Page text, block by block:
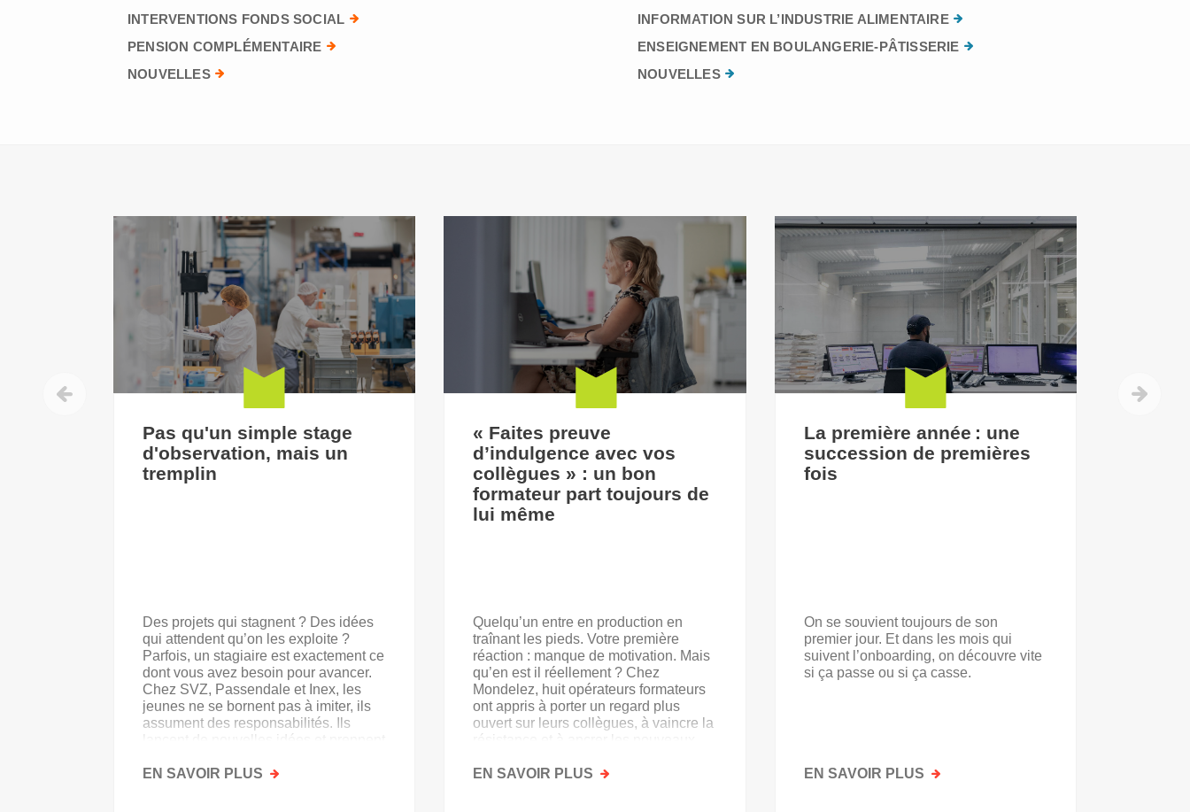
INTERVENTIONS FONDS SOCIAL
PENSION COMPLÉMENTAIRE
NOUVELLES
INFORMATION SUR L’INDUSTRIE ALIMENTAIRE
ENSEIGNEMENT EN BOULANGERIE-PÂTISSERIE
NOUVELLES
Pas qu'un simple stage
d'observation, mais un
tremplin
Des projets qui stagnent ? Des idées
qui attendent qu’on les exploite ?
Parfois, un stagiaire est exactement ce
dont vous avez besoin pour avancer.
Chez SVZ, Passendale et Inex, les
jeunes ne se bornent pas à imiter, ils
assument des responsabilités. Ils
lancent de nouvelles idées et prennent
EN SAVOIR PLUS SUR
« Faites preuve
d’indulgence avec vos
collègues » : un bon
formateur part toujours de
lui même
Quelqu’un entre en production en
traînant les pieds. Votre première
réaction : manque de motivation. Mais
qu’en est il réellement ? Chez
Mondelez, huit opérateurs formateurs
ont appris à porter un regard plus
ouvert sur leurs collègues, à vaincre la
résistance et à ancrer les nouveaux
EN SAVOIR PLUS SUR
La première année : une
succession de premières
fois
On se souvient toujours de son
premier jour. Et dans les mois qui
suivent l’onboarding, on découvre vite
si ça passe ou si ça casse.
EN SAVOIR PLUS SUR